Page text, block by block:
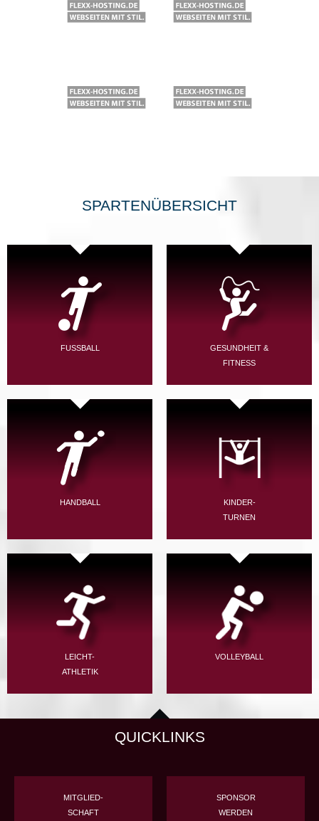
SPARTENÜBERSICHT
FUSSBALL
GESUNDHEIT &
FITNESS
HANDBALL
KINDER-
TURNEN
LEICHT-
ATHLETIK
VOLLEYBALL
QUICKLINKS
MITGLIED-
SCHAFT
SPONSOR
WERDEN